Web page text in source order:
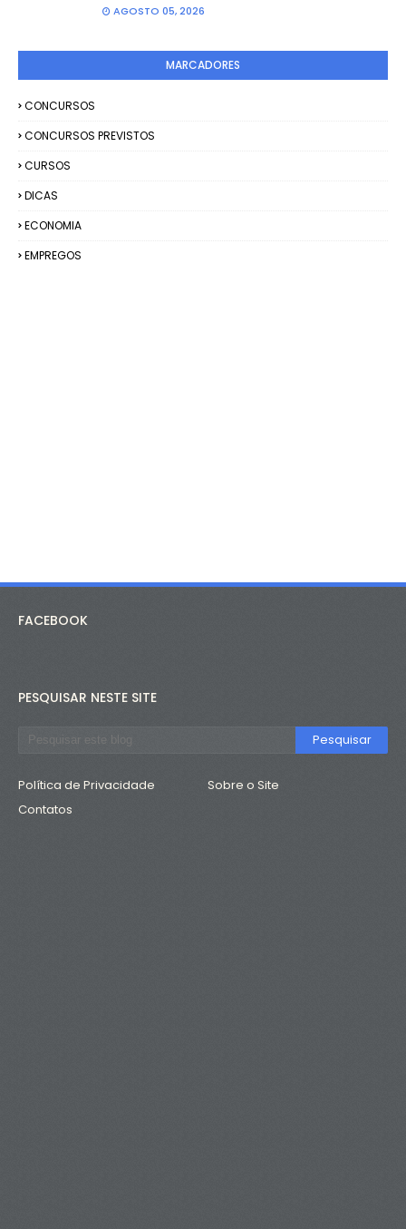
AGOSTO 05, 2026
MARCADORES
CONCURSOS
CONCURSOS PREVISTOS
CURSOS
DICAS
ECONOMIA
EMPREGOS
FACEBOOK
PESQUISAR NESTE SITE
Política de Privacidade
Sobre o Site
Contatos